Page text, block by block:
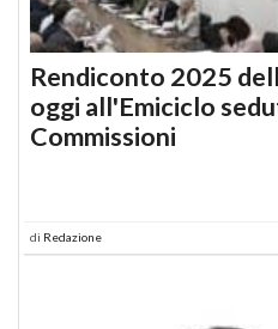
Rendiconto 2025
oggi all'Emiciclo
Commissioni
di Redazione